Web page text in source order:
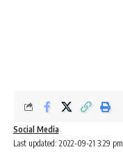
Last updated: 2022-09-21 3:29 pm
Social Media